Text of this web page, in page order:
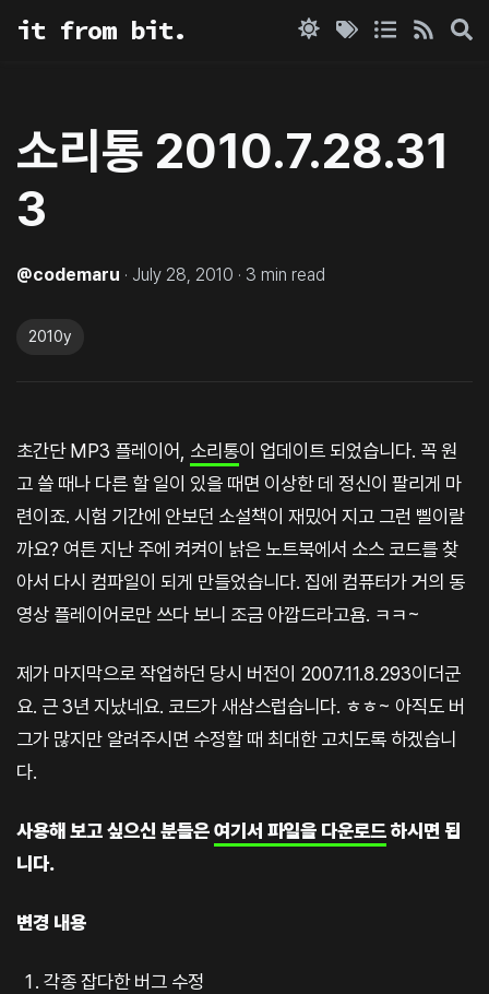
it from bit.
소리통 2010.7.28.31
3
@codemaru · July 28, 2010 · 3 min read
2010y
초간단 MP3 플레이어, 소리통이 업데이트 되었습니다. 꼭 원
고 쓸 때나 다른 할 일이 있을 때면 이상한 데 정신이 팔리게 마
련이죠. 시험 기간에 안보던 소설책이 재밌어 지고 그런 삘이랄
까요? 여튼 지난 주에 켜켜이 낡은 노트북에서 소스 코드를 찾
아서 다시 컴파일이 되게 만들었습니다. 집에 컴퓨터가 거의 동
영상 플레이어로만 쓰다 보니 조금 아깝드라고욤. ㅋㅋ~
제가 마지막으로 작업하던 당시 버전이 2007.11.8.293이더군
요. 근 3년 지났네요. 코드가 새삼스럽습니다. ㅎㅎ~ 아직도 버
그가 많지만 알려주시면 수정할 때 최대한 고치도록 하겠습니
다.
사용해 보고 싶으신 분들은여기서 파일을 다운로드하시면 됩
니다.
변경 내용
각종 잡다한 버그 수정